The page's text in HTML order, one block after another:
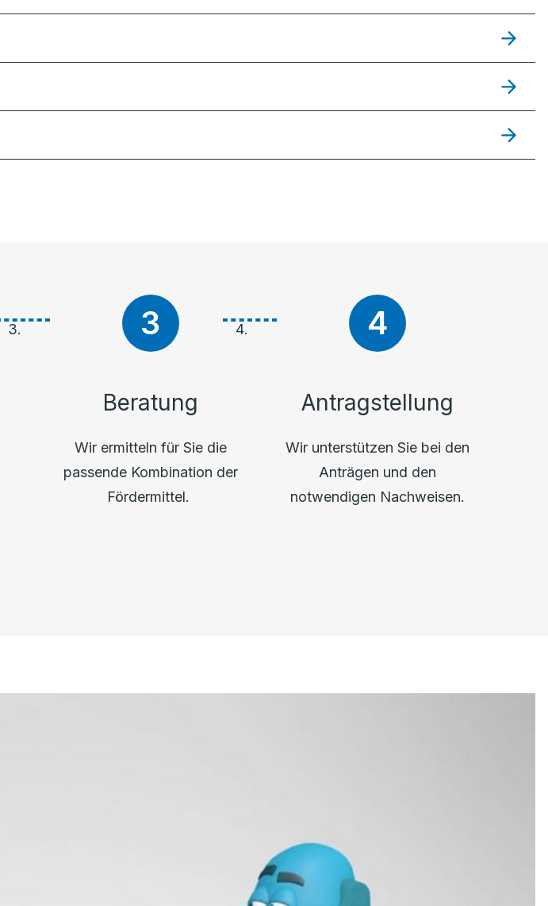
Beratung
Wir ermitteln für Sie die
passende Kombination der
Fördermittel.
Antragstellung
Wir unterstützen Sie bei den
Anträgen und den
notwendigen Nachweisen.